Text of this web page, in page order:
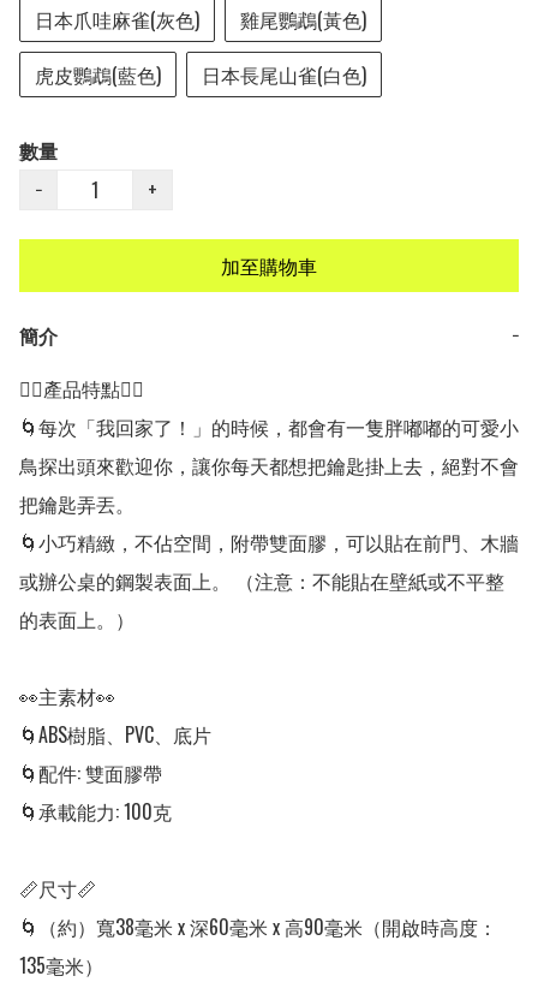
日本爪哇麻雀(灰色)
雞尾鸚鵡(黃色)
虎皮鸚鵡(藍色)
日本長尾山雀(白色)
數量
−
+
加至購物車
簡介
−
👍🏻產品特點👍🏻
🌀每次「我回家了！」的時候，都會有一隻胖嘟嘟的可愛小
鳥探出頭來歡迎你，讓你每天都想把鑰匙掛上去，絕對不會
把鑰匙弄丟。
🌀小巧精緻，不佔空間，附帶雙面膠，可以貼在前門、木牆
或辦公桌的鋼製表面上。 （注意：不能貼在壁紙或不平整
的表面上。）
👀主素材👀
🌀ABS樹脂、PVC、底片
🌀配件: 雙面膠帶
🌀承載能力: 100克
📏尺寸📏
🌀（約）寬38毫米 x 深60毫米 x 高90毫米（開啟時高度：
135毫米）